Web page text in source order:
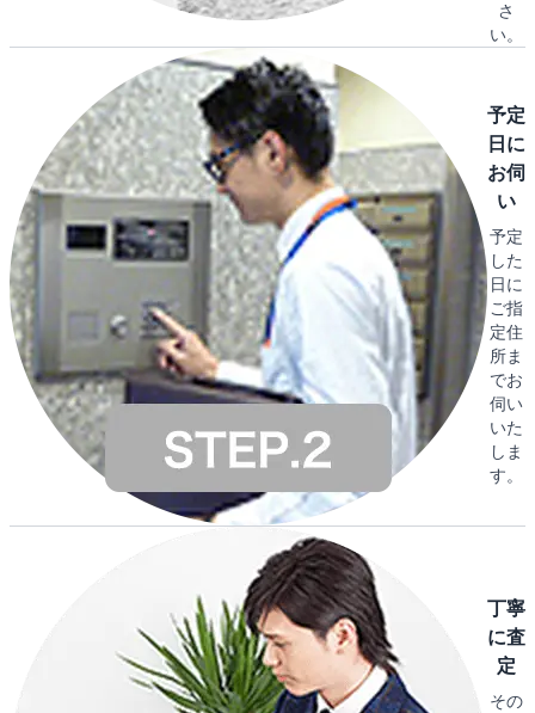
さ
い。
予定
日に
お伺
い
予定
した
日に
ご指
定住
所ま
でお
伺い
いた
しま
す。
丁寧
に査
定
その